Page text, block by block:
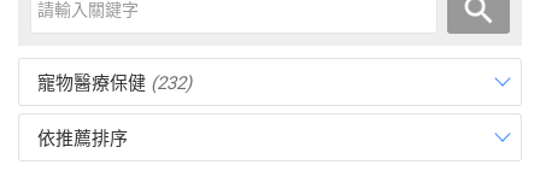
寵物醫療保健 (232)
依推薦排序